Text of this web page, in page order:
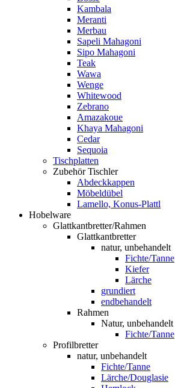
Kambala
Meranti
Merbau
Sapeli Mahagoni
Sipo Mahagoni
Teak
Wawa
Wenge
Whitewood
Zebrano
Amazakoue
Khaya Mahagoni
Cedar
Sequoia
Tischplatten
Zubehör Tischler
Abdeckkappen
Möbeldübel
Lamello, Konus-Plattl
Hobelware
Glattkantbretter/Rahmen
Glattkantbretter
natur, unbehandelt
Fichte/Tanne
Kiefer
Lärche
grundiert
endbehandelt
Rahmen
Natur, unbehandelt
Fichte/Tanne
Profilbretter
natur, unbehandelt
Fichte/Tanne
Lärche/Douglasie